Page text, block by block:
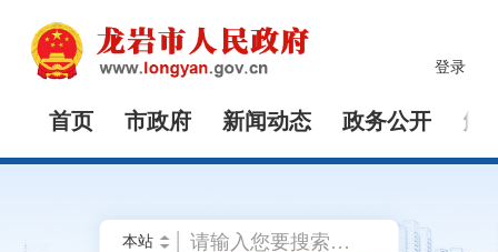
登录
首页 市政府 新闻动态 政务公开 解